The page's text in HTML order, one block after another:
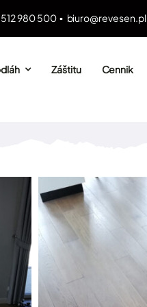
980 500 ▪ biuro@revesen.pl
Záštitu Cennik